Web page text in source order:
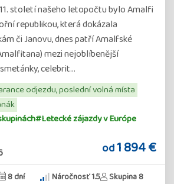
století našeho letopočtu bylo Amalfi
republikou, která dokázala
či Janovu, dnes patří Amalfské
mezi nejoblíbenější
celebrit…
odjezdu, poslední volná místa
#Letecké zájazdy v Európe
od1 894 €
8 dní Náročnosť 1.5 Skupina 8